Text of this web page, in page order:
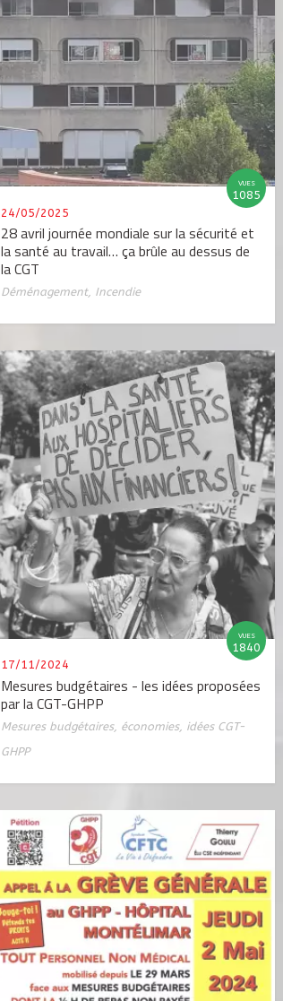
24/05/2025
28 avril journée mondiale sur la sécurité et
la santé au travail… ça brûle au dessus de
la CGT
Déménagement, Incendie
VUES
1085
17/11/2024
Mesures budgétaires - les idées proposées
par la CGT-GHPP
Mesures budgétaires, économies, idées CGT-
GHPP
VUES
1840